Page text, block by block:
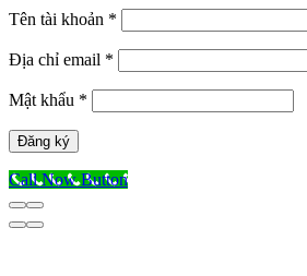
Tên tài khoản *
Địa chỉ email *
Mật khẩu *
Đăng ký
Call Now Button